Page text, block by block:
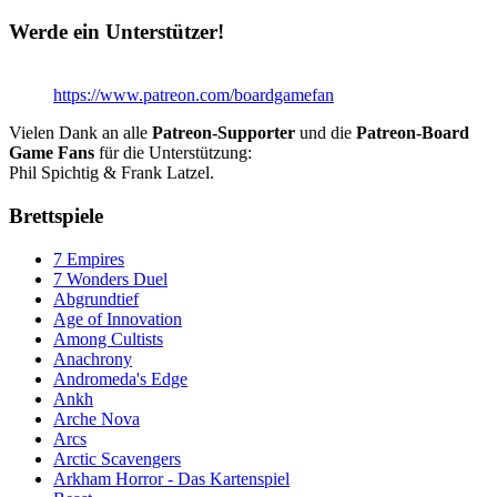
Werde ein Unterstützer!
https://www.patreon.com/boardgamefan
Vielen Dank an alle Patreon-Supporter und die Patreon-Board
Game Fans für die Unterstützung:
Phil Spichtig & Frank Latzel.
Brettspiele
7 Empires
7 Wonders Duel
Abgrundtief
Age of Innovation
Among Cultists
Anachrony
Andromeda's Edge
Ankh
Arche Nova
Arcs
Arctic Scavengers
Arkham Horror - Das Kartenspiel